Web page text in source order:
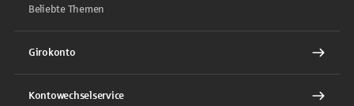
Beliebte Themen
Girokonto
Kontowechselservice